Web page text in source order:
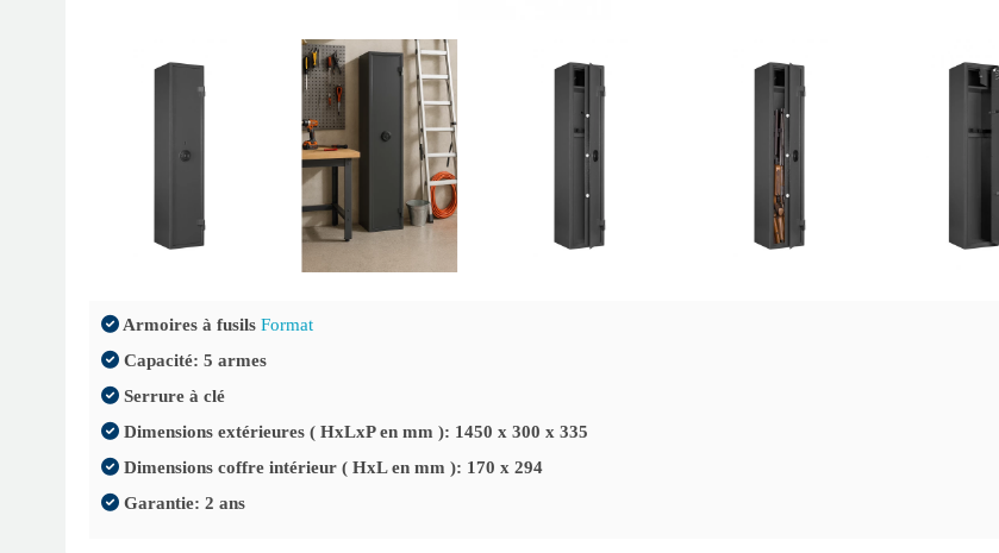
Armoires à fusils Format
Capacité: 5 armes
Serrure à clé
Dimensions extérieures ( HxLxP en mm ): 1450 x 300 x 335
Dimensions coffre intérieur ( HxL en mm ): 170 x 294
Garantie: 2 ans